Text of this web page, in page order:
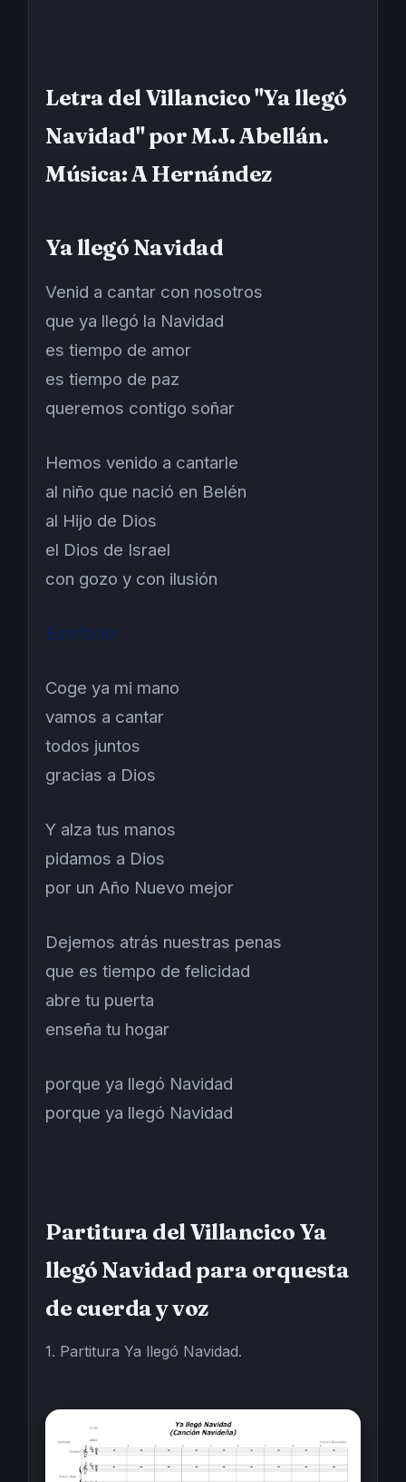
Letra del Villancico "Ya llegó
Navidad" por M.J. Abellán.
Música: A Hernández
Ya llegó Navidad
Venid a cantar con nosotros
que ya llegó la Navidad
es tiempo de amor
es tiempo de paz
queremos contigo soñar
Hemos venido a cantarle
al niño que nació en Belén
al Hijo de Dios
el Dios de Israel
con gozo y con ilusión
Estribillo
Coge ya mi mano
vamos a cantar
todos juntos
gracias a Dios
Y alza tus manos
pidamos a Dios
por un Año Nuevo mejor
Dejemos atrás nuestras penas
que es tiempo de felicidad
abre tu puerta
enseña tu hogar
porque ya llegó Navidad
porque ya llegó Navidad
Partitura del Villancico Ya
llegó Navidad para orquesta
de cuerda y voz
1. Partitura Ya llegó Navidad.